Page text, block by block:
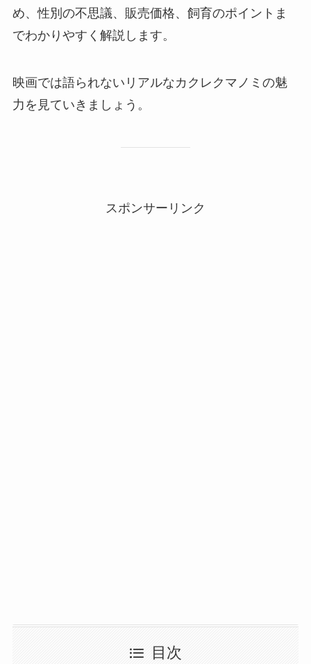
め、性別の不思議、販売価格、飼育のポイントま
でわかりやすく解説します。
映画では語られないリアルなカクレクマノミの魅
力を見ていきましょう。
スポンサーリンク
目次